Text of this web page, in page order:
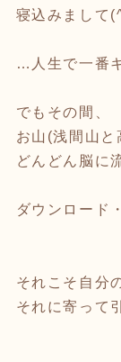
寝込みまして
…人生で一番
でもその間、
お山(浅間山
どんどん脳に
ダウンロード
それこそ自分
それに寄って